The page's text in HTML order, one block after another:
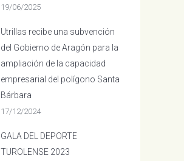
19/06/2025
Utrillas recibe una subvención
del Gobierno de Aragón para la
ampliación de la capacidad
empresarial del polígono Santa
Bárbara
17/12/2024
GALA DEL DEPORTE
TUROLENSE 2023